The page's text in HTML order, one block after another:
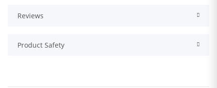
Reviews
Product Safety